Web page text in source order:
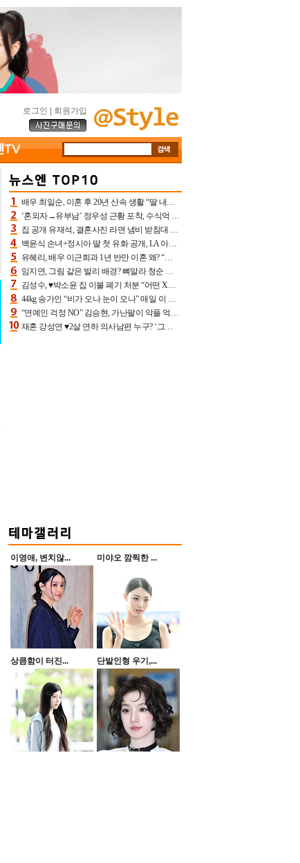
로그인 회원가입
배우 최일순, 이혼 후 20년 산속 생활 “딸 내가 버렸다고 원망‥맘 아파”(특종)[어제TV]
‘혼외자→유부남’ 정우성 근황 포착, 수식억 해킹 피해 후배 만났다 “존경하는”
집 공개 유재석, 결혼사진 라면 냄비 받침대 되고 분노‥가족사진도 피해(놀뭐)[어제TV]
백윤식 손녀+정시아 딸 첫 유화 공개, LA 아트쇼→서울국제조각페스타 작가다운 수준급 실력
유혜리, 배우 이근희과 1년 반만 이혼 왜? “식칼 꽂고 의자 던져” 충격 폭로(특종)[어제TV]
임지연, 그림 같은 발리 배경? 뼈말라 청순 비키니 핏에 상대 안 되네
김성수, ♥박소윤 집 이불 폐기 처분 “어떤 X이랑 썼을지 몰라” 질투(신랑수업2)[어제TV]
44kg 송가인 “비가 오나 눈이 오나” 매일 이 운동, 허벅지 근육량 상승+체지방 감소
“연예인 걱정 NO” 김승현, 가난팔이 악플 억울할만‥아내+딸과 日 여행
재혼 강성연 ♥2살 연하 의사남편 누구? ‘그알’ 자문의에 훈남 비주얼 초엘리트 스펙 [종합]
이영애, 변치않... 미야오 깜찍한 ...
상큼함이 터진... 단발인형 우기,...